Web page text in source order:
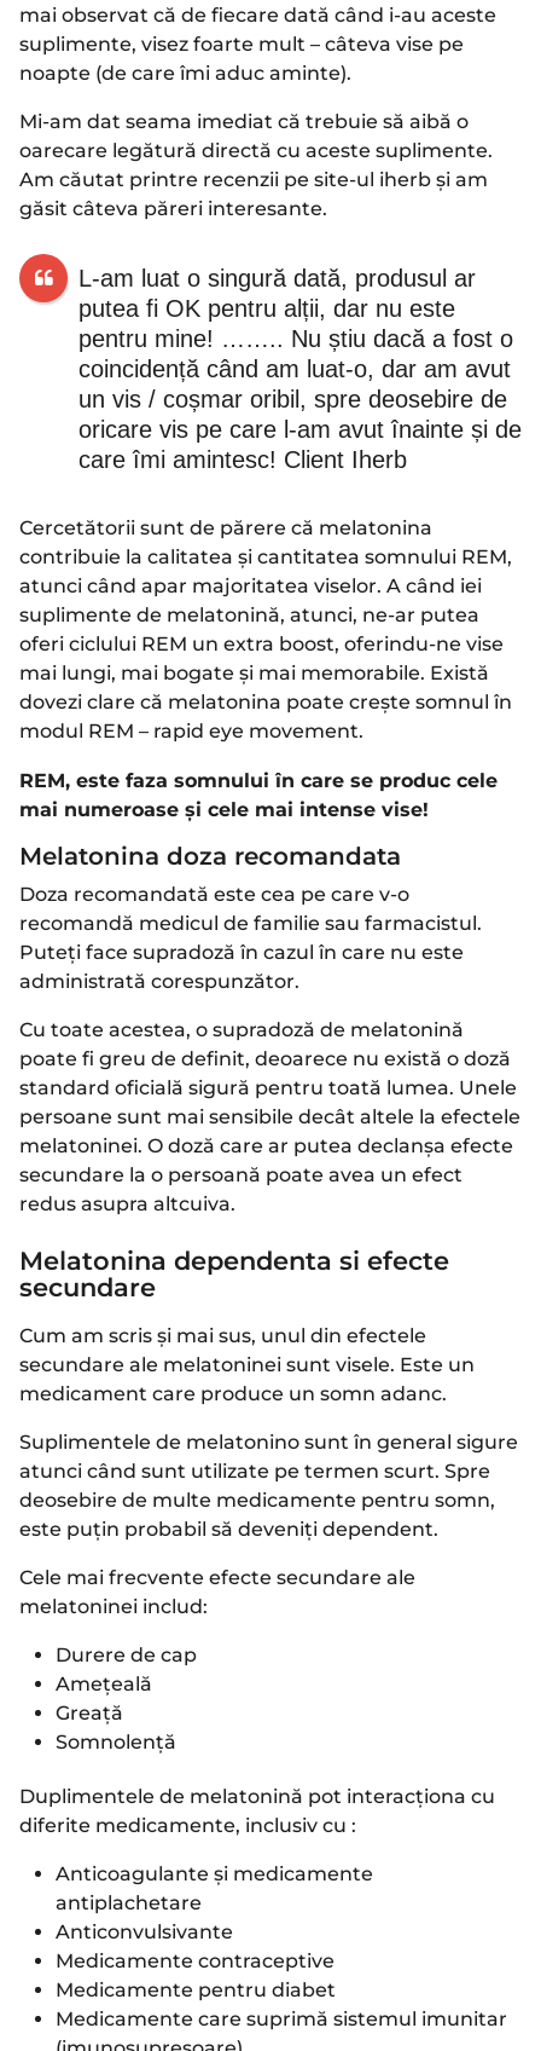
mai observat că de fiecare dată când i-au aceste
suplimente, visez foarte mult – câteva vise pe
noapte (de care îmi aduc aminte).
Mi-am dat seama imediat că trebuie să aibă o
oarecare legătură directă cu aceste suplimente.
Am căutat printre recenzii pe site-ul iherb și am
găsit câteva păreri interesante.
L-am luat o singură dată, produsul ar
putea fi OK pentru alții, dar nu este
pentru mine! …….. Nu știu dacă a fost o
coincidență când am luat-o, dar am avut
un vis / coșmar oribil, spre deosebire de
oricare vis pe care l-am avut înainte și de
care îmi amintesc! Client Iherb
Cercetătorii sunt de părere că melatonina
contribuie la calitatea și cantitatea somnului REM,
atunci când apar majoritatea viselor. A când iei
suplimente de melatonină, atunci, ne-ar putea
oferi ciclului REM un extra boost, oferindu-ne vise
mai lungi, mai bogate și mai memorabile. Există
dovezi clare că melatonina poate crește somnul în
modul REM – rapid eye movement.
REM, este faza somnului în care se produc cele
mai numeroase și cele mai intense vise!
Melatonina doza recomandata
Doza recomandată este cea pe care v-o
recomandă medicul de familie sau farmacistul.
Puteți face supradoză în cazul în care nu este
administrată corespunzător.
Cu toate acestea, o supradoză de melatonină
poate fi greu de definit, deoarece nu există o doză
standard oficială sigură pentru toată lumea. Unele
persoane sunt mai sensibile decât altele la efectele
melatoninei. O doză care ar putea declanșa efecte
secundare la o persoană poate avea un efect
redus asupra altcuiva.
Melatonina dependenta si efecte
secundare
Cum am scris și mai sus, unul din efectele
secundare ale melatoninei sunt visele. Este un
medicament care produce un somn adanc.
Suplimentele de melatonino sunt în general sigure
atunci când sunt utilizate pe termen scurt. Spre
deosebire de multe medicamente pentru somn,
este puțin probabil să deveniți dependent.
Cele mai frecvente efecte secundare ale
melatoninei includ:
Durere de cap
Ameţeală
Greaţă
Somnolenţă
Duplimentele de melatonină pot interacționa cu
diferite medicamente, inclusiv cu :
Anticoagulante și medicamente
antiplachetare
Anticonvulsivante
Medicamente contraceptive
Medicamente pentru diabet
Medicamente care suprimă sistemul imunitar